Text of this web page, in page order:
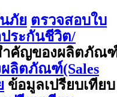
ภัย ตรวจสอบใบ
ระกันชีวิต/
ำคัญของผลิตภัณ
ลิตภัณฑ์(Sales
ข้อมูลเปรียบเทียบ